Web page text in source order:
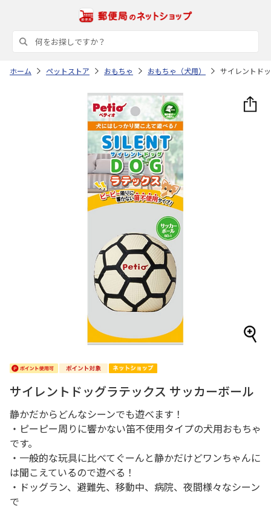
ホーム ペットストア おもちゃ おもちゃ（犬用） サイレントド
サイレントドッグラテックス サッカーボール
静かだからどんなシーンでも遊べます！
・ピーピー周りに響かない笛不使用タイプの犬用おもちゃ
です。
・一般的な玩具に比べてぐーんと静かだけどワンちゃんに
は聞こえているので遊べる！
・ドッグラン、避難先、移動中、病院、夜間様々なシーン
で